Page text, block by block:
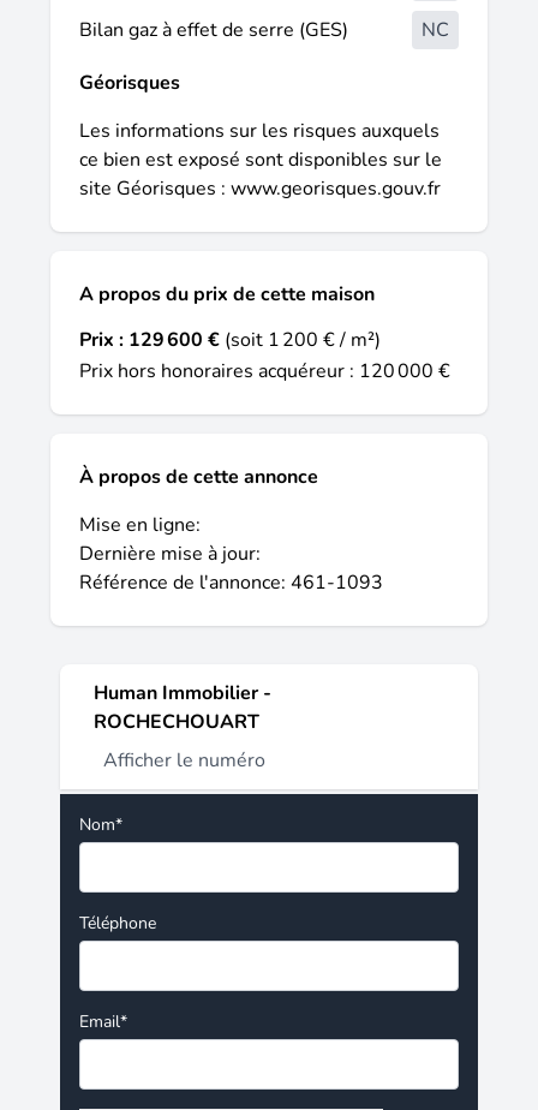
Bilan gaz à effet de serre (GES)
NC
Géorisques
Les informations sur les risques auxquels
ce bien est exposé sont disponibles sur le
site Géorisques : www.georisques.gouv.fr
A propos du prix de cette maison
Prix : 129 600 € (soit 1 200 € / m²)
Prix hors honoraires acquéreur : 120 000 €
À propos de cette annonce
Mise en ligne:
Dernière mise à jour:
Référence de l'annonce: 461-1093
Human Immobilier -
ROCHECHOUART
Afficher le numéro
Nom*
Téléphone
Email*